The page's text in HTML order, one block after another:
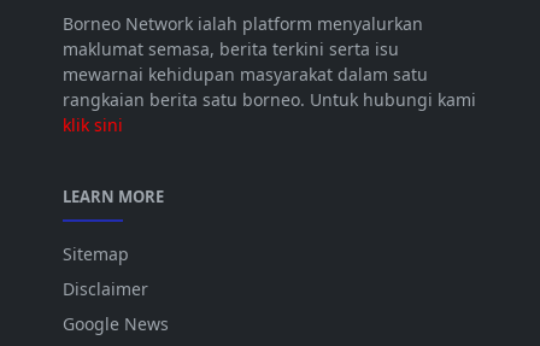
Borneo Network ialah platform menyalurkan
maklumat semasa, berita terkini serta isu
mewarnai kehidupan masyarakat dalam satu
rangkaian berita satu borneo. Untuk hubungi kami
klik sini
LEARN MORE
Sitemap
Disclaimer
Google News